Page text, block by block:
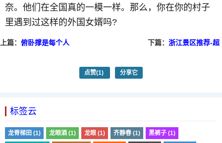
奈。他们在全国真的一模一样。那么，你在你的村子
里遇到过这样的外国女婿吗?
上篇： 俯卧撑是每个人
下篇： 浙江景区推荐-超
点赞(1) 分享它
标签云
龙脊梯田 (1) 龙眼酒 (1) 龙眼 (1) 齐静春 (1) 黑裤子 (1)